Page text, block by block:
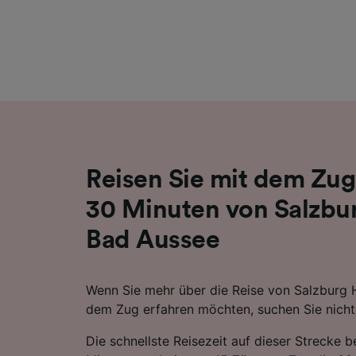
Reisen Sie mit dem
30 Minuten von
Bad Aussee
Wenn Sie mehr über die Reise von Salzburg
dem Zug erfahren möchten, suchen Sie
Die schnellste Reisezeit auf dieser Strecke